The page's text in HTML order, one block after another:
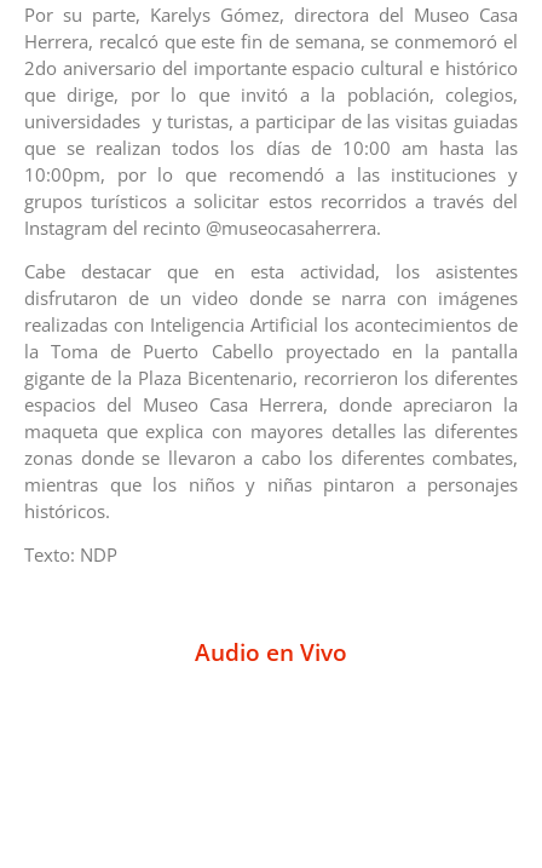
Por su parte, Karelys Gómez, directora del Museo Casa
Herrera, recalcó que este fin de semana, se conmemoró el
2do aniversario del importante espacio cultural e histórico
que dirige, por lo que invitó a la población, colegios,
universidades y turistas, a participar de las visitas guiadas
que se realizan todos los días de 10:00 am hasta las
10:00pm, por lo que recomendó a las instituciones y
grupos turísticos a solicitar estos recorridos a través del
Instagram del recinto @museocasaherrera.
Cabe destacar que en esta actividad, los asistentes
disfrutaron de un video donde se narra con imágenes
realizadas con Inteligencia Artificial los acontecimientos de
la Toma de Puerto Cabello proyectado en la pantalla
gigante de la Plaza Bicentenario, recorrieron los diferentes
espacios del Museo Casa Herrera, donde apreciaron la
maqueta que explica con mayores detalles las diferentes
zonas donde se llevaron a cabo los diferentes combates,
mientras que los niños y niñas pintaron a personajes
históricos.
Texto: NDP
Audio en Vivo